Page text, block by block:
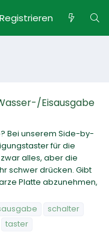
Registrieren
Eisausgabe
Bei unserem Side-by-
für die
alles, aber die
schwer drücken. Gibt
Platte abzunehmen,
schalter
taster